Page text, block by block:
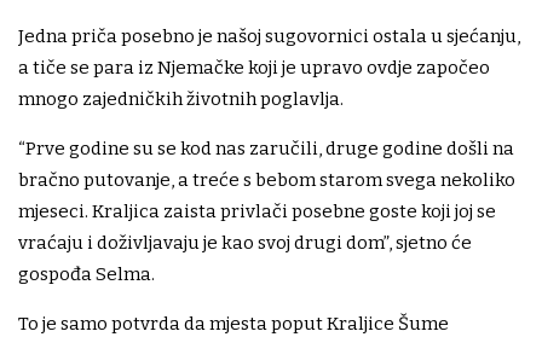
Jedna priča posebno je našoj sugovornici ostala u sjećanju,
a tiče se para iz Njemačke koji je upravo ovdje započeo
mnogo zajedničkih životnih poglavlja.
“Prve godine su se kod nas zaručili, druge godine došli na
bračno putovanje, a treće s bebom starom svega nekoliko
mjeseci. Kraljica zaista privlači posebne goste koji joj se
vraćaju i doživljavaju je kao svoj drugi dom”, sjetno će
gospođa Selma.
To je samo potvrda da mjesta poput Kraljice Šume